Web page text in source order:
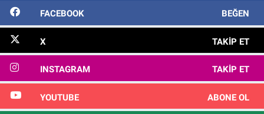
FACEBOOK BEĞEN
X TAKIP ET
INSTAGRAM TAKIP ET
YOUTUBE ABONE OL